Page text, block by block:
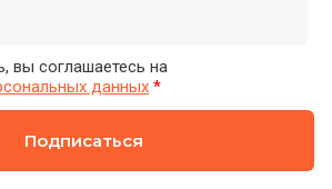
вы соглашаетесь на
данных *
Подписаться